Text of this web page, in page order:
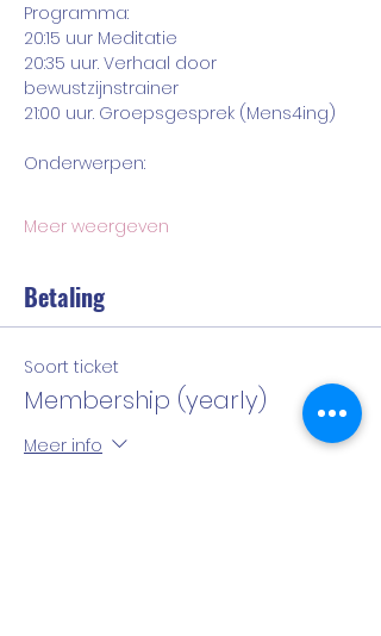
Programma:
20:15 uur Meditatie
20:35 uur. Verhaal door
bewustzijnstrainer
21:00 uur. Groepsgesprek (Mens4ing)
Onderwerpen:
Meer weergeven
Betaling
Soort ticket
Membership (yearly)
Meer info